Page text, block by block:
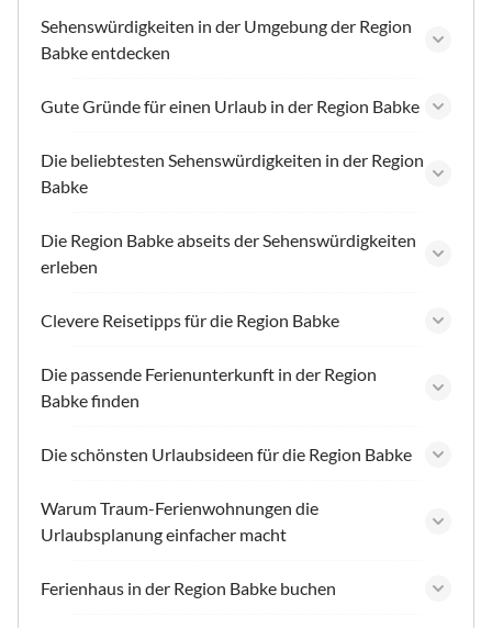
Sehenswürdigkeiten in der Umgebung der Region
Babke entdecken
Gute Gründe für einen Urlaub in der Region Babke
Die beliebtesten Sehenswürdigkeiten in der Region
Babke
Die Region Babke abseits der Sehenswürdigkeiten
erleben
Clevere Reisetipps für die Region Babke
Die passende Ferienunterkunft in der Region
Babke finden
Die schönsten Urlaubsideen für die Region Babke
Warum Traum-Ferienwohnungen die
Urlaubsplanung einfacher macht
Ferienhaus in der Region Babke buchen